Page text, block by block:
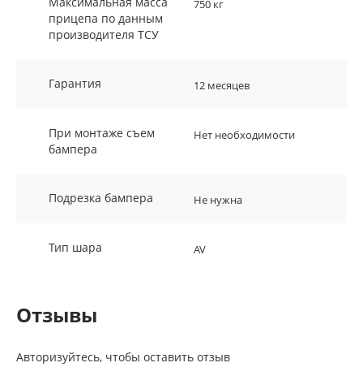
прицепа по данным
производителя ТСУ
750 кг
Гарантия 12 месяцев
При монтаже съем
бампера
Нет необходимости
Подрезка бампера Не нужна
Тип шара AV
Отзывы
Авторизуйтесь, чтобы оставить отзыв